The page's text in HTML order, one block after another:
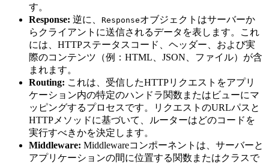
す。
Response: 逆に、 Responseオブジェクトはサーバーか
らクライアントに送信されるデータを表します。これ
には、HTTPステータスコード、ヘッダー、および実
際のコンテンツ（例：HTML、JSON、ファイル）が含
まれます。
Routing: これは、受信したHTTPリクエストをアプリ
ケーション内の特定のハンドラ関数またはビューにマ
ッピングするプロセスです。リクエストのURLパスと
HTTPメソッドに基づいて、ルーターはどのコードを
実行すべきかを決定します。
Middleware: Middlewareコンポーネントは、サーバーと
アプリケーションの間に位置する関数またはクラスで